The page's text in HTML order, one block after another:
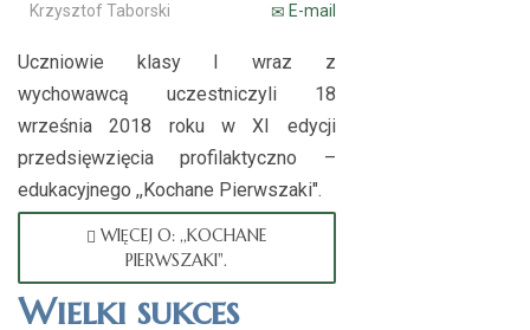
E-mail
Krzysztof Taborski
Uczniowie klasy I wraz z
wychowawcą uczestniczyli 18
września 2018 roku w XI edycji
przedsięwzięcia profilaktyczno –
edukacyjnego ,,Kochane Pierwszaki".
WIĘCEJ O: ,,KOCHANE
PIERWSZAKI".
Wielki sukces